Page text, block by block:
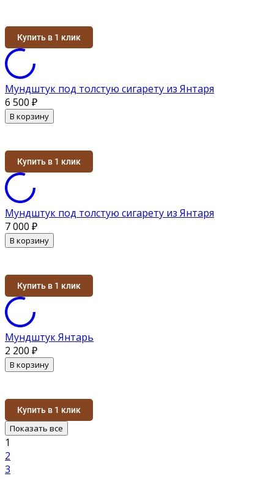
Купить в 1 клик
Мундштук под толстую сигарету из Янтаря
6 500 ₽
В корзину
Купить в 1 клик
Мундштук под толстую сигарету из Янтаря
7 000 ₽
В корзину
Купить в 1 клик
Мундштук Янтарь
2 200 ₽
В корзину
Купить в 1 клик
Показать все
1
2
3